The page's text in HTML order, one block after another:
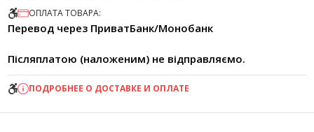
ОПЛАТА ТОВАРА:
Перевод через ПриватБанк/Монобанк
Післяплатою (наложеним) не відправляємо.
ПОДРОБНЕЕ О ДОСТАВКЕ И ОПЛАТЕ